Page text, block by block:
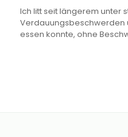
Ich litt seit längerem unter
Verdauungsbeschwerden
essen konnte, ohne